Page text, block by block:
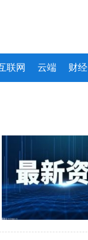
联网 云端 财经